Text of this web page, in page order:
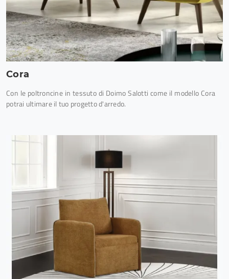
Cora
Con le poltroncine in tessuto di Doimo Salotti come il modello Cora
potrai ultimare il tuo progetto d'arredo.